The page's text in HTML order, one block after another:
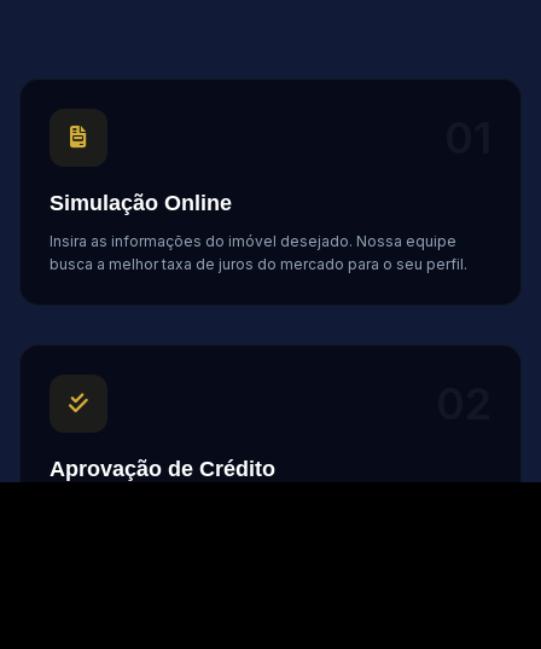
Simulação Online
Insira as informações do imóvel desejado. Nossa equipe
busca a melhor taxa de juros do mercado para o seu perfil.
Aprovação de Crédito